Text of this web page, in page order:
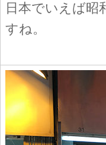
日本でいえば昭
すね。